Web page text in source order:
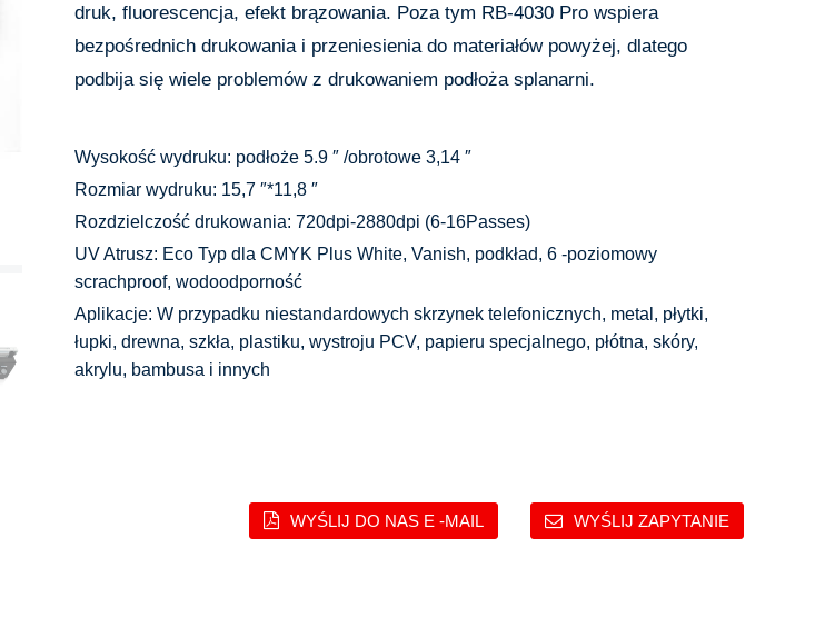
druk, fluorescencja, efekt brązowania. Poza tym RB-4030 Pro wspiera
bezpośrednich drukowania i przeniesienia do materiałów powyżej, dlatego
podbija się wiele problemów z drukowaniem podłoża splanarni.
Wysokość wydruku: podłoże 5.9 ″ /obrotowe 3,14 ″
Rozmiar wydruku: 15,7 ″*11,8 ″
Rozdzielczość drukowania: 720dpi-2880dpi (6-16Passes)
UV Atrusz: Eco Typ dla CMYK Plus White, Vanish, podkład, 6 -poziomowy
scrachproof, wodoodporność
Aplikacje: W przypadku niestandardowych skrzynek telefonicznych, metal, płytki,
łupki, drewna, szkła, plastiku, wystroju PCV, papieru specjalnego, płótna, skóry,
akrylu, bambusa i innych
WYŚLIJ DO NAS E -MAIL WYŚLIJ ZAPYTANIE